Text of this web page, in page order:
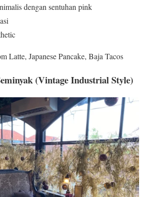
dengan sentuhan pink
Latte, Japanese Pancake, Baja Tacos
(Vintage Industrial Style)